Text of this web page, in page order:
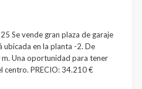
25 Se vende gran plaza de garaje
ubicada en la planta -2. De
m. Una oportunidad para tener
centro. PRECIO: 34.210 €